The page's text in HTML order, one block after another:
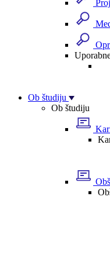
Ob študiju
Ob študiju